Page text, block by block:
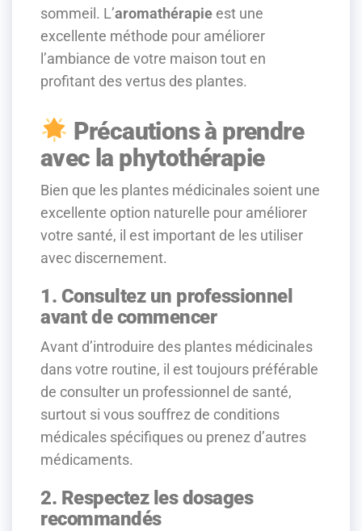
sommeil. L’aromathérapie est une
excellente méthode pour améliorer
l’ambiance de votre maison tout en
profitant des vertus des plantes.
Précautions à prendre
avec la phytothérapie
Bien que les plantes médicinales soient une
excellente option naturelle pour améliorer
votre santé, il est important de les utiliser
avec discernement.
1. Consultez un professionnel
avant de commencer
Avant d’introduire des plantes médicinales
dans votre routine, il est toujours préférable
de consulter un professionnel de santé,
surtout si vous souffrez de conditions
médicales spécifiques ou prenez d’autres
médicaments.
2. Respectez les dosages
recommandés